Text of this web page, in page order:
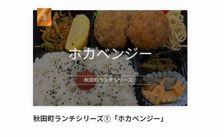
秋田町ランチシリーズ①「ホカベンジー」